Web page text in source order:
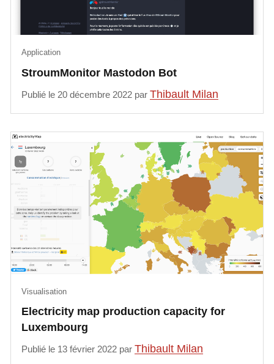
StroumMonitor Mastodon Bot
Application
Publié le 20 décembre 2022 parThibault Milan
Electricity map production capacity for
Luxembourg
Visualisation
Publié le 13 février 2022 parThibault Milan